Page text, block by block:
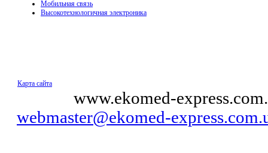
Мобильная связь
Высокотехнологичная электроника
Карта сайта
www.ekomed-
webmaster@ekomed-